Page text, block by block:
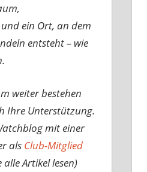
ein Ort, an dem
entsteht – wie
weiter bestehen
Ihre Unterstützung.
mit einer
als Club-Mitglied
Artikel lesen)